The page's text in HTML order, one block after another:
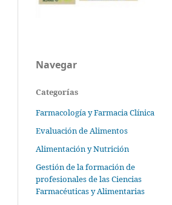
Navegar
Categorías
Farmacología y Farmacia Clínica
Evaluación de Alimentos
Alimentación y Nutrición
Gestión de la formación de
profesionales de las Ciencias
Farmacéuticas y Alimentarias